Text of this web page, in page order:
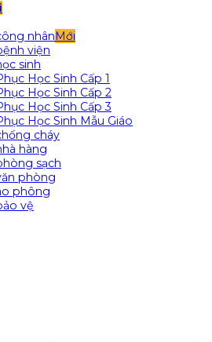
nhân
viện
sinh
Học Sinh Cấp 1
Học Sinh Cấp 2
Học Sinh Cấp 3
Học Sinh Mẫu Giáo
cháy
hàng
sạch
phòng
phông
vệ